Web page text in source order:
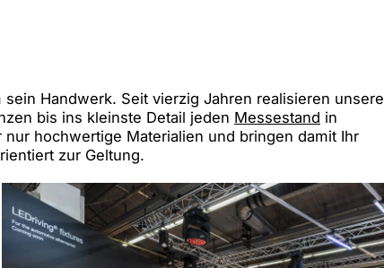
Handwerk. Seit vierzig Jahren realisieren unsere
bis ins kleinste Detail jeden Messestand in
hochwertige Materialien und bringen damit Ihr
zur Geltung.